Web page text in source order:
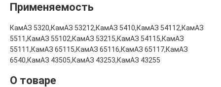
Применяемость
КамАЗ 5320,КамАЗ 53212,КамАЗ 5410,КамАЗ 54112,КамАЗ
5511,КамАЗ 55102,КамАЗ 53215,КамАЗ 54115,КамАЗ
55111,КамАЗ 65115,КамАЗ 65116,КамАЗ 65117,КамАЗ
6540,КамАЗ 43505,КамАЗ 43253,КамАЗ 43255
О товаре